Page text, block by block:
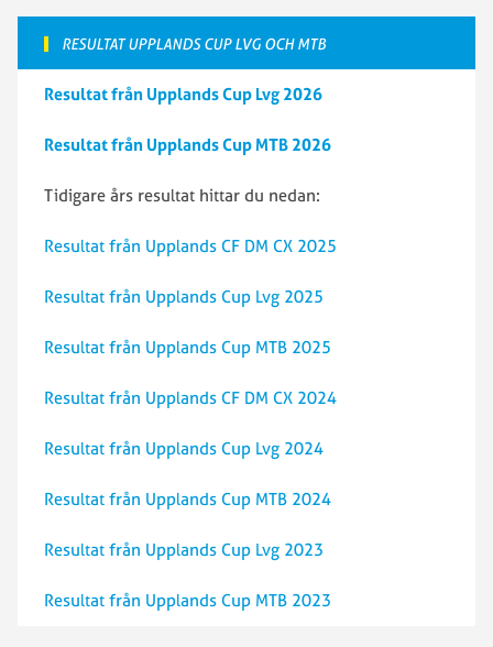
RESULTAT UPPLANDS CUP LVG OCH MTB
Resultat från Upplands Cup Lvg 2026
Resultat från Upplands Cup MTB 2026
Tidigare års resultat hittar du nedan:
Resultat från Upplands CF DM CX 2025
Resultat från Upplands Cup Lvg 2025
Resultat från Upplands Cup MTB 2025
Resultat från Upplands CF DM CX 2024
Resultat från Upplands Cup Lvg 2024
Resultat från Upplands Cup MTB 2024
Resultat från Upplands Cup Lvg 2023
Resultat från Upplands Cup MTB 2023